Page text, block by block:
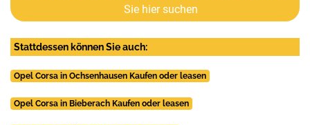
Sie hier suchen
Stattdessen können Sie auch:
Opel Corsa in Ochsenhausen Kaufen oder leasen
Opel Corsa in Bieberach Kaufen oder leasen